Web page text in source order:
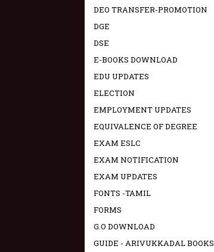
DEO TRANSFER-PROMOTION
DGE
DSE
E-BOOKS DOWNLOAD
EDU UPDATES
ELECTION
EMPLOYMENT UPDATES
EQUIVALENCE OF DEGREE
EXAM ESLC
EXAM NOTIFICATION
EXAM UPDATES
FONTS -TAMIL
FORMS
G.O DOWNLOAD
GUIDE - ARIVUKKADAL BOOKS